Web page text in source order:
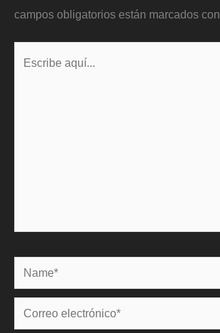
campos obligatorios están marcados con
Name*
Correo
electrónico*